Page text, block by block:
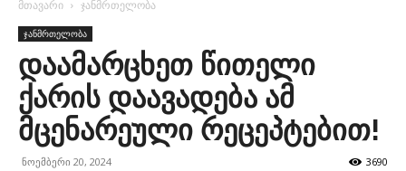
მთავარი ჯანმრთელობა
ჯანმრთელობა
დაამარცხეთ წითელი
ქარის დაავადება ამ
მცენარეული რეცეპტებით!
ნოემბერი 20, 2024 3690